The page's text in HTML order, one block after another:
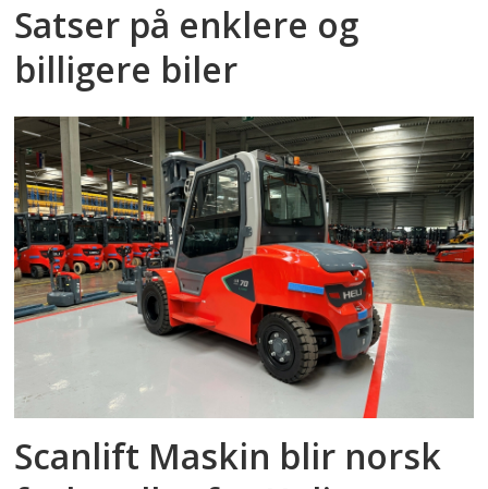
Satser på enklere og
billigere biler
Scanlift Maskin blir norsk